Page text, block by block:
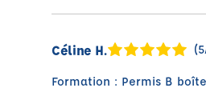
Céline H.
Formation : Permis B